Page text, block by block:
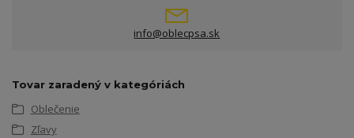
info@oblecpsa.sk
Tovar zaradený v kategóriách
Oblečenie
Zľavy